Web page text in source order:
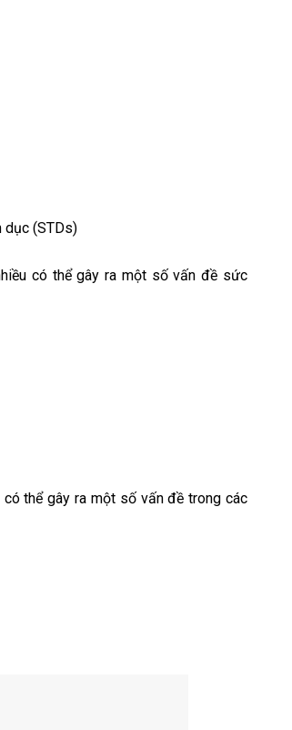
dục (STDs)
có thể gây ra một số vấn đề sức
thể gây ra một số vấn đề trong các